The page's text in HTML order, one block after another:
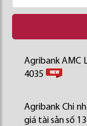
Agribank AMC
4035
Agribank Chi
giá tài sản số